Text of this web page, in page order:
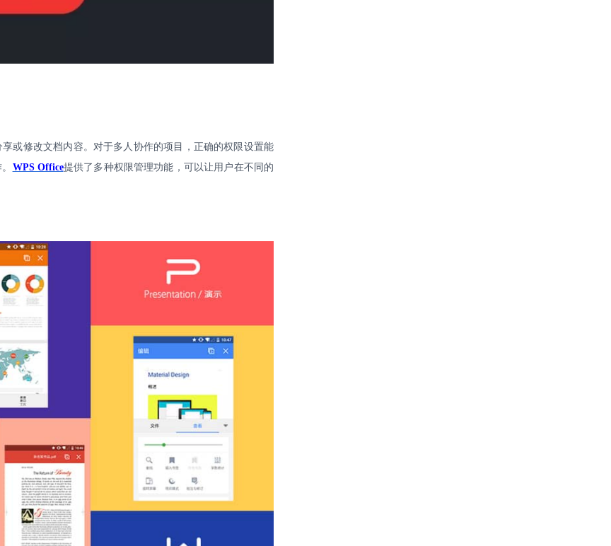
或修改文档内容。对于多人协作的项目，正确的权限设置能
WPS Office提供了多种权限管理功能，可以让用户在不同的